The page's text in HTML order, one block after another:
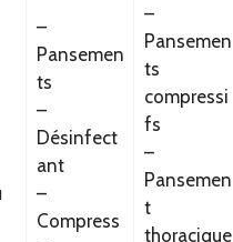
–
Pansemen
ts
–
Désinfect
ant
–
Compress
–
Pansemen
ts
compressi
fs
–
Pansemen
t
thoracique